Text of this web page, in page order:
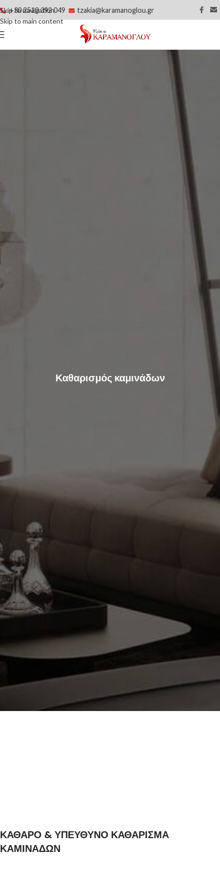
Skip to navigation
Skip to main content
+30 2510 392 049 tzakia@karamanoglou.gr
Καθαρισμός καμινάδων
ΚΑΘΑΡΟ & ΥΠΕΥΘΥΝΟ ΚΑΘΑΡΙΣΜΑ
ΚΑΜΙΝΑΔΩΝ